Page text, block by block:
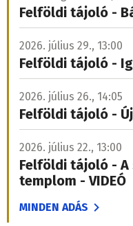
Felföldi tájoló -
2026. július 29., 13:00
Felföldi tájoló -
2026. július 26., 14:05
Felföldi tájoló -
2026. július 22., 13:00
Felföldi tájoló - A
templom - VIDEÓ
MINDEN ADÁS